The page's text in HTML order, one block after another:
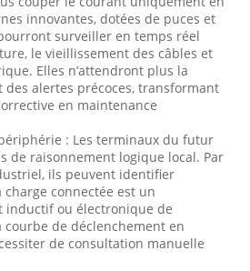
innovantes, dotées de puces et
surveiller en temps réel
le vieillissement des câbles et
Elles n’attendront plus la
alertes précoces, transformant
en maintenance
: Les terminaux du futur
de raisonnement logique local. Par
ils peuvent identifier
connectée est un
ou électronique de
de déclenchement en
de consultation manuelle